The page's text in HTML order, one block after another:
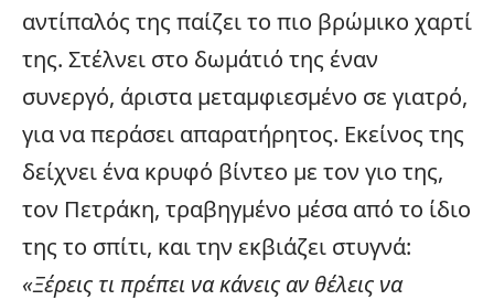
αντίπαλός της παίζει το πιο βρώμικο χαρτί
της. Στέλνει στο δωμάτιό της έναν
συνεργό, άριστα μεταμφιεσμένο σε γιατρό,
για να περάσει απαρατήρητος. Εκείνος της
δείχνει ένα κρυφό βίντεο με τον γιο της,
τον Πετράκη, τραβηγμένο μέσα από το ίδιο
της το σπίτι, και την εκβιάζει στυγνά:
«Ξέρεις τι πρέπει να κάνεις αν θέλεις να